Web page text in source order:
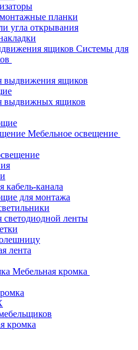
планки
угла открывания
Системы для
выдвижения ящиков
выдвижных ящиков
Мебельное освещение
кабель-канала
для монтажа
светодиодной ленты
лента
Мебельная кромка
кромка